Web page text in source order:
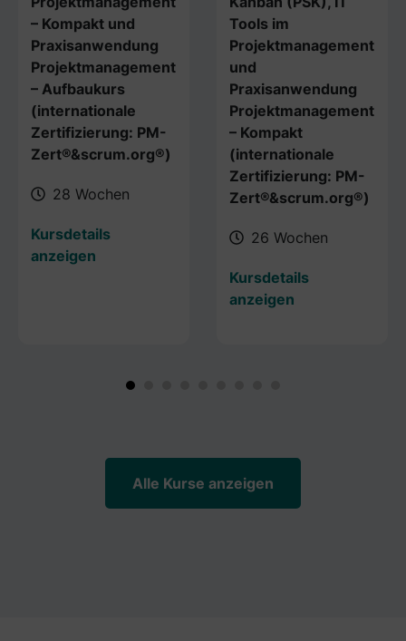
– Kompakt und
Praxisanwendung
Projektmanagement
– Aufbaukurs
(internationale
Zertifizierung: PM-
Zert®&scrum.org®)
28 Wochen
Kursdetails
anzeigen
Tools im
Projektmanagement
und
Praxisanwendung
Projektmanagement
– Kompakt
(internationale
Zertifizierung: PM-
Zert®&scrum.org®)
26 Wochen
Kursdetails
anzeigen
Alle Kurse anzeigen